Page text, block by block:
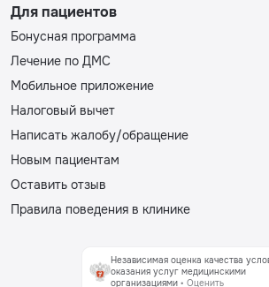
Для пациентов
Бонусная программа
Лечение по ДМС
Мобильное приложение
Налоговый вычет
Написать жалобу/обращение
Новым пациентам
Оставить отзыв
Правила поведения в клинике
Независимая оценка качества
оказания услуг медицинскими
организациями • Оценить